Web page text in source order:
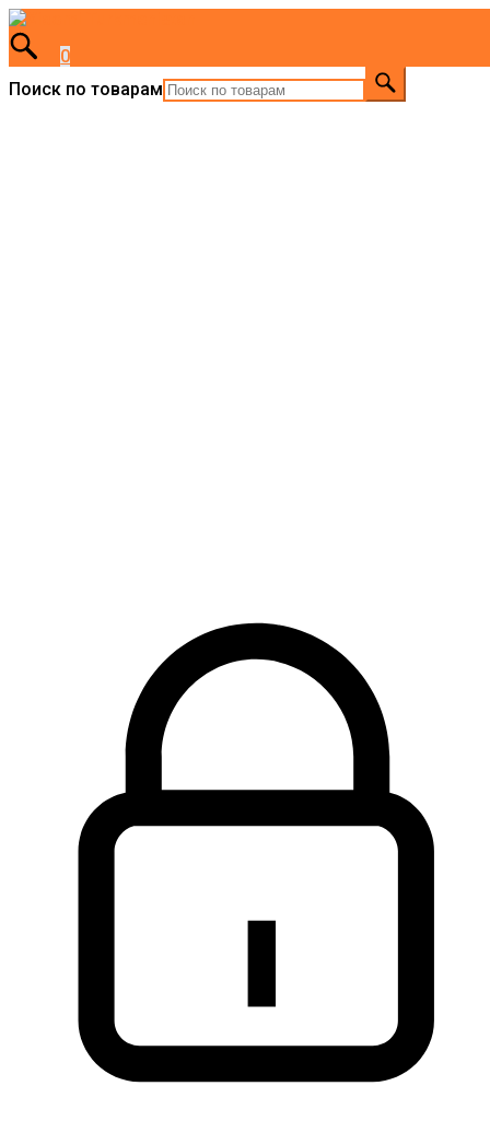
0
Поиск по товарам